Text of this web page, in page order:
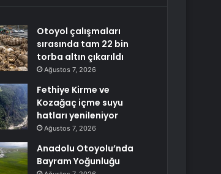
Otoyol çalışmaları
sırasında tam 22 bin
torba altın çıkarıldı
Ağustos 7, 2026
Fethiye Kirme ve
Kozağaç içme suyu
hatları yenileniyor
Ağustos 7, 2026
Anadolu Otoyolu’nda
Bayram Yoğunluğu